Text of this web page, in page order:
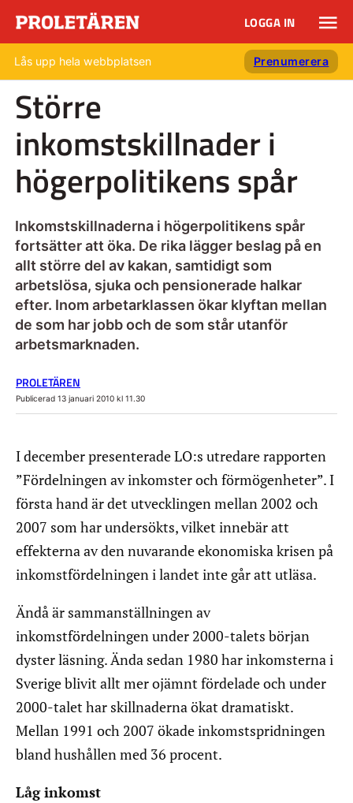
LOGGA IN
Lås upp hela webbplatsen Prenumerera
Större
inkomstskillnader i
högerpolitikens spår
Inkomstskillnaderna i högerpolitikens spår
fortsätter att öka. De rika lägger beslag på en
allt större del av kakan, samtidigt som
arbetslösa, sjuka och pensionerade halkar
efter. Inom arbetarklassen ökar klyftan mellan
de som har jobb och de som står utanför
arbetsmarknaden.
PROLETÄREN
Publicerad 13 januari 2010 kl 11.30
I december presenterade LO:s utredare rapporten
”Fördelningen av inkomster och förmögenheter”. I
första hand är det utvecklingen mellan 2002 och
2007 som har undersökts, vilket innebär att
effekterna av den nuvarande ekonomiska krisen på
inkomstfördelningen i landet inte går att utläsa.
Ändå är sammanställningen av
inkomstfördelningen under 2000-talets början
dyster läsning. Ända sedan 1980 har inkomsterna i
Sverige blivit allt mer ojämnt fördelade och under
2000-talet har skillnaderna ökat dramatiskt.
Mellan 1991 och 2007 ökade inkomstspridningen
bland hushållen med 36 procent.
Låg inkomst